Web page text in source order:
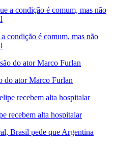
condição é comum, mas não
do ator Marco Furlan
recebem alta hospitalar